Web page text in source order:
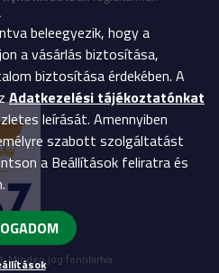
Minden jog fenntartva.
beleegyezik, hogy a
a vásárlás biztosítása,
biztosítása érdekében. A
Adatkezelési tájékoztatónkat
leírását. Amennyiben
szabott szolgáltatást
a Beállítások feliratra és